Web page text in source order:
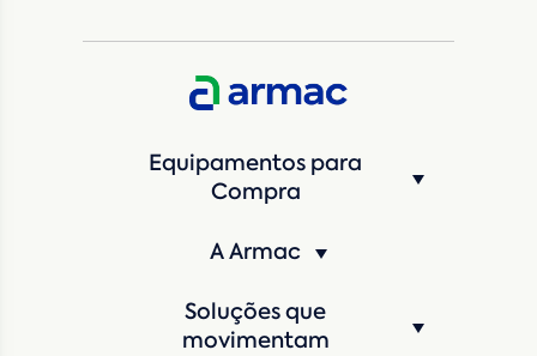
Equipamentos para
Compra
A Armac
Soluções que
movimentam
CNPJ da empresa/ CPF - Produtor rural*
Máquina de interesse*
Qual o período de locação? *